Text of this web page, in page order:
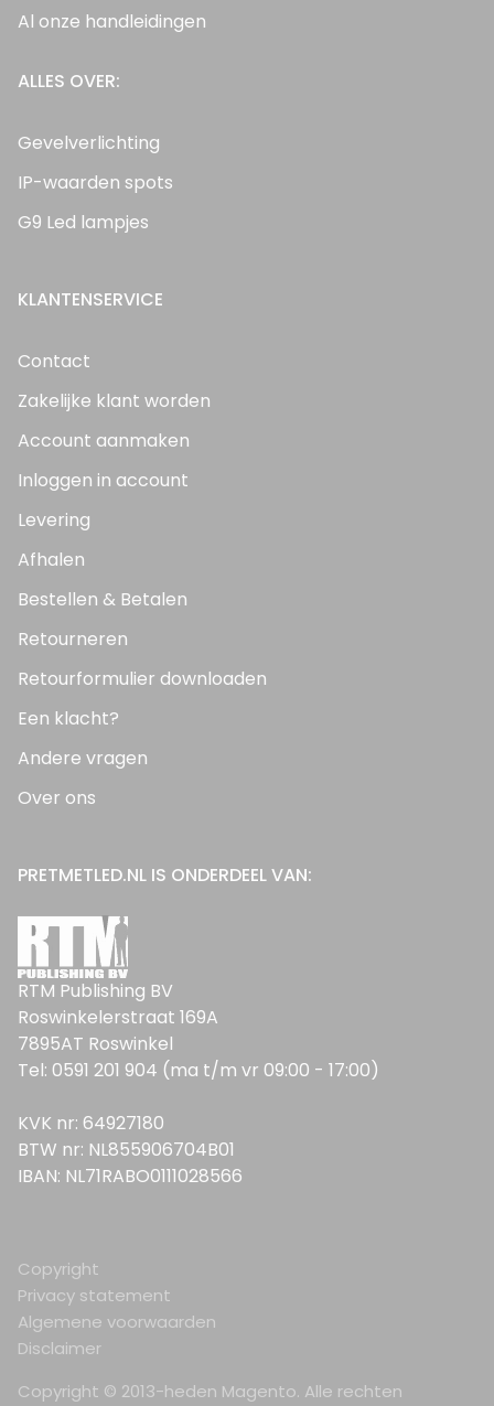
Al onze handleidingen
ALLES OVER:
Gevelverlichting
IP-waarden spots
G9 Led lampjes
KLANTENSERVICE
Contact
Zakelijke klant worden
Account aanmaken
Inloggen in account
Levering
Afhalen
Bestellen & Betalen
Retourneren
Retourformulier downloaden
Een klacht?
Andere vragen
Over ons
PRETMETLED.NL IS ONDERDEEL VAN:
RTM Publishing BV
Roswinkelerstraat 169A
7895AT Roswinkel
Tel: 0591 201 904 (ma t/m vr 09:00 - 17:00)
KVK nr: 64927180
BTW nr: NL855906704B01
IBAN: NL71RABO0111028566
Copyright © 2013-heden Magento. Alle rechten
Copyright
Privacy statement
Algemene voorwaarden
Disclaimer